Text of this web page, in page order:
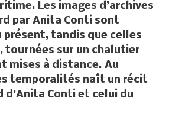
Les images d’archives
par Anita Conti sont
présent, tandis que celles
tournées sur un chalutier
mises à distance. Au
temporalités naît un récit
d’Anita Conti et celui du